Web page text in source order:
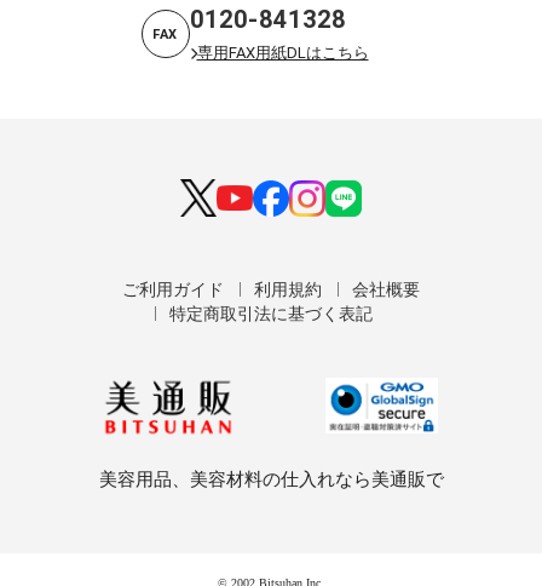
FAX 0120-841328
専用FAX用紙DLはこちら
ご利用ガイド 利用規約
会社概要
特定商取引法に基づく表記
美容用品、美容材料の仕入れなら美通販で
© 2002 Bitsuhan Inc.